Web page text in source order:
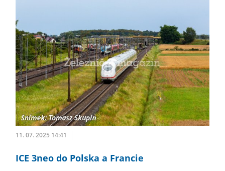
11. 07. 2025 14:41
ICE 3neo do Polska a Francie